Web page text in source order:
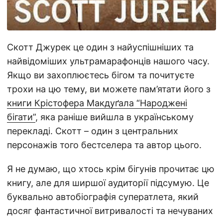
Скотт Джурек це один з найуспішніших та
найвідоміших ультрамарафонців нашого часу.
Якщо ви захоплюєтесь бігом та почитуєте
трохи на цю тему, ви можете пам’ятати його з
книги Крістофера Макдуґала “Народжені
бігати”, яка раніше вийшла в українському
перекладі. Скотт – один з центральних
персонажів того бестселера та автор цього.
Я не думаю, що хтось крім бігунів прочитає цю
книгу, але для ширшої аудиторії підсумую. Це
буквально автобіографія суператлета, який
досяг фантастичної витривалості та нечуваних